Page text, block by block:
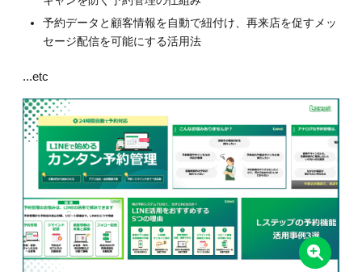
予約データと顧客情報を自動で紐付け、再来店を促すメッ
セージ配信を可能にする活用法
...etc